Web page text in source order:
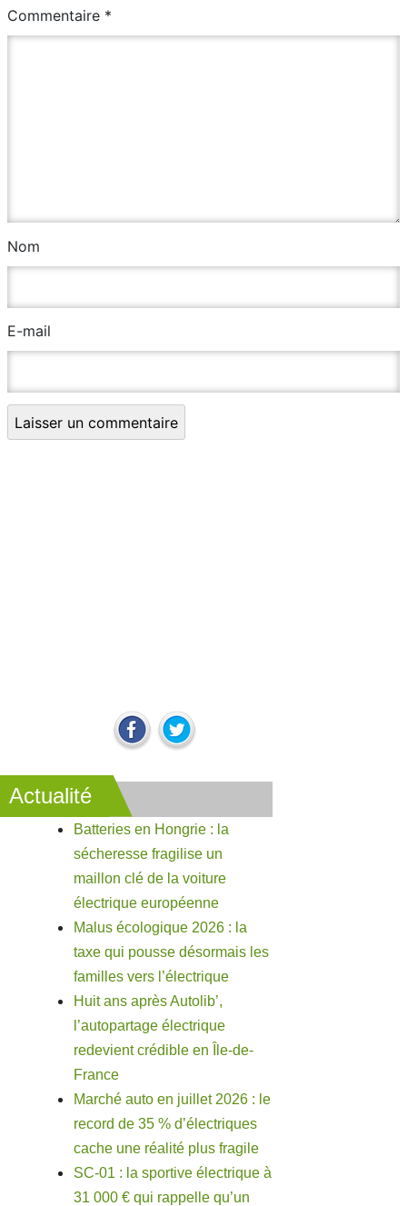
Commentaire *
Nom
E-mail
Actualité
Batteries en Hongrie : la
sécheresse fragilise un
maillon clé de la voiture
électrique européenne
Malus écologique 2026 : la
taxe qui pousse désormais les
familles vers l’électrique
Huit ans après Autolib’,
l’autopartage électrique
redevient crédible en Île-de-
France
Marché auto en juillet 2026 : le
record de 35 % d’électriques
cache une réalité plus fragile
SC-01 : la sportive électrique à
31 000 € qui rappelle qu’un